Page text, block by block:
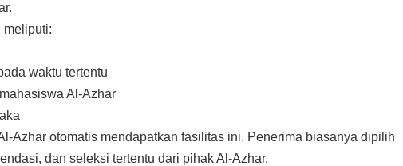
meliputi:
waktu tertentu
Al-Azhar
Azhar otomatis mendapatkan fasilitas ini. Penerima biasanya dipilih
dan seleksi tertentu dari pihak Al-Azhar.